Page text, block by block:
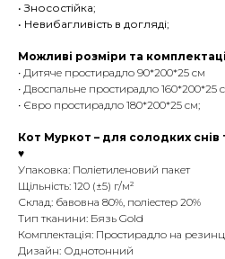
• Зносостійка;
• Невибагливість в догляді;
Можливі розміри та
• Дитяче простирадло 90*200*25 см
• Двоспальне простирадло 160*200*25
• Євро простирадло 180*200*25 см;
Кот Муркот – для солодких снів
♥
Упаковка: Поліетиленовий пакет
Щільність: 120 (±5) г/м²
Склад: бавовна 80%, поліестер 20%
Тип тканини: Бязь Gold
Комплектація: Простирадло на
Дизайн: Однотонний